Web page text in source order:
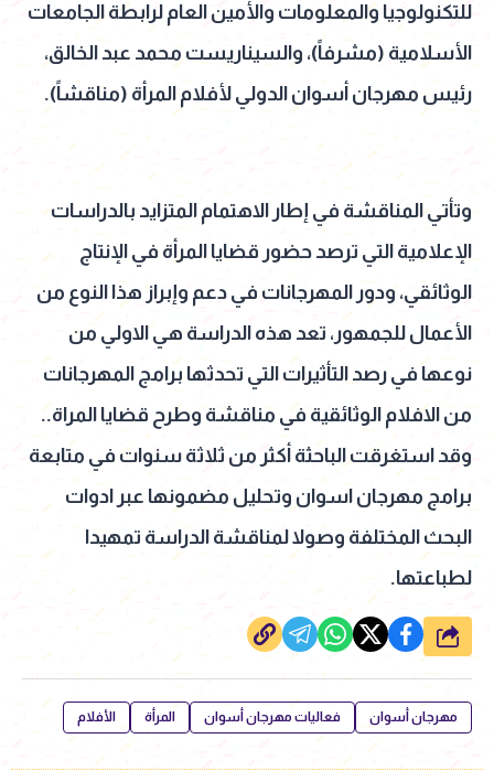
للتكنولوجيا والمعلومات والأمين العام لرابطة الجامعات
الأسلامية (مشرفاً)، والسيناريست محمد عبد الخالق،
رئيس مهرجان أسوان الدولي لأفلام المرأة (مناقشاً).
وتأتي المناقشة في إطار الاهتمام المتزايد بالدراسات
الإعلامية التي ترصد حضور قضايا المرأة في الإنتاج
الوثائقي، ودور المهرجانات في دعم وإبراز هذا النوع من
الأعمال للجمهور، تعد هذه الدراسة هي الاولي من
نوعها في رصد التأثيرات التي تحدثها برامج المهرجانات
من الافلام الوثائقية في مناقشة وطرح قضايا المراة..
وقد استغرقت الباحثة أكثر من ثلاثة سنوات في متابعة
برامج مهرجان اسوان وتحليل مضمونها عبر ادوات
البحث المختلفة وصولا لمناقشة الدراسة تمهيدا
لطباعتها.
شارك
مهرجان أسوان فعاليات مهرجان أسوان المرأة الأفلام